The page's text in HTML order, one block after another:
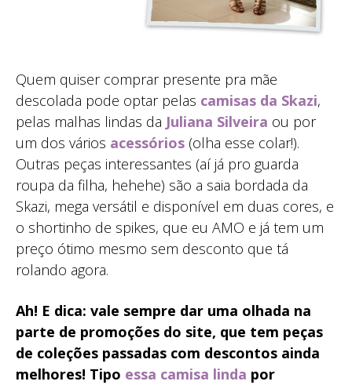
Quem quiser comprar presente pra mãe
descolada pode optar pelas camisas da Skazi,
pelas malhas lindas da Juliana Silveira ou por
um dos vários acessórios (olha esse colar!).
Outras peças interessantes (aí já pro guarda
roupa da filha, hehehe) são a saia bordada da
Skazi, mega versátil e disponível em duas cores, e
o shortinho de spikes, que eu AMO e já tem um
preço ótimo mesmo sem desconto que tá
rolando agora.
Ah! E dica: vale sempre dar uma olhada na
parte de promoções do site, que tem peças
de coleções passadas com descontos ainda
melhores! Tipo essa camisa linda por